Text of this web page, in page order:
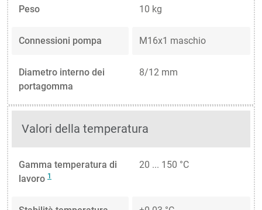
Peso 10 kg
Connessioni pompa M16x1 maschio
Diametro interno dei
portagomma
8/12 mm
Valori della temperatura
Gamma temperatura di
lavoro 1
20 ... 150 °C